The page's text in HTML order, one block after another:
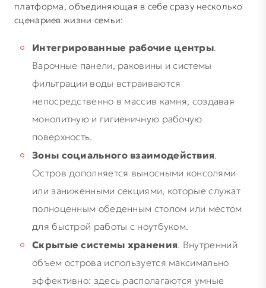
платформа, объединяющая в себе сразу несколько
сценариев жизни семьи:
Интегрированные рабочие центры.
Варочные панели, раковины и системы
фильтрации воды встраиваются
непосредственно в массив камня, создавая
монолитную и гигиеничную рабочую
поверхность.
Зоны социального взаимодействия.
Остров дополняется выносными консолями
или заниженными секциями, которые служат
полноценным обеденным столом или местом
для быстрой работы с ноутбуком.
Скрытые системы хранения. Внутренний
объем острова используется максимально
эффективно: здесь располагаются умные